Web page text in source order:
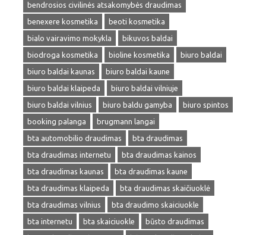
bendrosios civilinės atsakomybės draudimas
benexere kosmetika
beoti kosmetika
bialo vairavimo mokykla
bikuvos baldai
biodroga kosmetika
bioline kosmetika
biuro baldai
biuro baldai kaunas
biuro baldai kaune
biuro baldai klaipeda
biuro baldai vilniuje
biuro baldai vilnius
biuro baldu gamyba
biuro spintos
booking palanga
brugmann langai
bta automobilio draudimas
bta draudimas
bta draudimas internetu
bta draudimas kainos
bta draudimas kaunas
bta draudimas kaune
bta draudimas klaipeda
bta draudimas skaičiuoklė
bta draudimas vilnius
bta draudimo skaiciuokle
bta internetu
bta skaiciuokle
būsto draudimas